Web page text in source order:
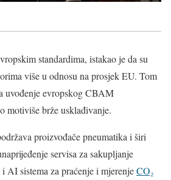
standardima, istakao je da su
više u odnosu na prosjek EU. Tom
uvođenje evropskog CBAM
motiviše brže usklađivanje.
proizvođače pneumatika i širi
servisa za sakupljanje
AI sistema za praćenje i mjerenjeCO₂